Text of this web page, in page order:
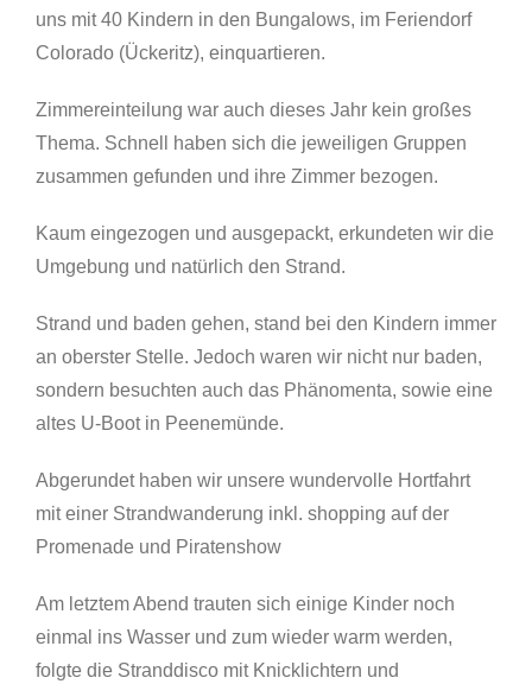
uns mit 40 Kindern in den Bungalows, im Feriendorf
Colorado (Ückeritz), einquartieren.
Zimmereinteilung war auch dieses Jahr kein großes
Thema. Schnell haben sich die jeweiligen Gruppen
zusammen gefunden und ihre Zimmer bezogen.
Kaum eingezogen und ausgepackt, erkundeten wir die
Umgebung und natürlich den Strand.
Strand und baden gehen, stand bei den Kindern immer
an oberster Stelle. Jedoch waren wir nicht nur baden,
sondern besuchten auch das Phänomenta, sowie eine
altes U-Boot in Peenemünde.
Abgerundet haben wir unsere wundervolle Hortfahrt
mit einer Strandwanderung inkl. shopping auf der
Promenade und Piratenshow
Am letztem Abend trauten sich einige Kinder noch
einmal ins Wasser und zum wieder warm werden,
folgte die Stranddisco mit Knicklichtern und